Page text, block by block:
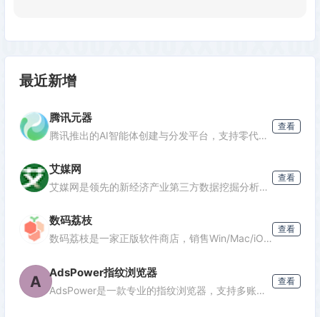
最近新增
腾讯元器
腾讯推出的AI智能体创建与分发平台，支持零代码开发专属AI聊天机器人，深度集成腾讯生态能力，可分发至微信等渠道。
查看
艾媒网
艾媒网是领先的新经济产业第三方数据挖掘分析机构，提供行业报告、消费洞察和商业趋势数据，覆盖AI、电商、汽车等多个领域。
查看
数码荔枝
数码荔枝是一家正版软件商店，销售Win/Mac/iOS/Android平台的影音、办公、设计等软件，并提供使用教程和会员优惠。
查看
A AdsPower指纹浏览器
AdsPower是一款专业的指纹浏览器，支持多账号防关联管理，适用于跨境电商、广告投放、社媒营销等场景，提供独立浏览器环境，降低封号风险。
查看